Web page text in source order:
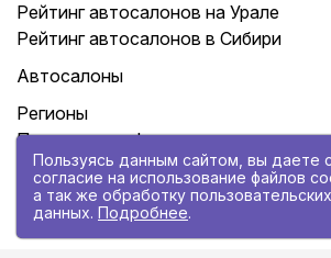
Рейтинг автосалонов на Урале
Рейтинг автосалонов в Сибири
Автосалоны
Регионы
Политика конфиденциальности
Контакты
Статьи
Пользуясь данным сайтом, вы даете
согласие на использование файлов
а так же обработку пользовательских
данных. Подробнее.